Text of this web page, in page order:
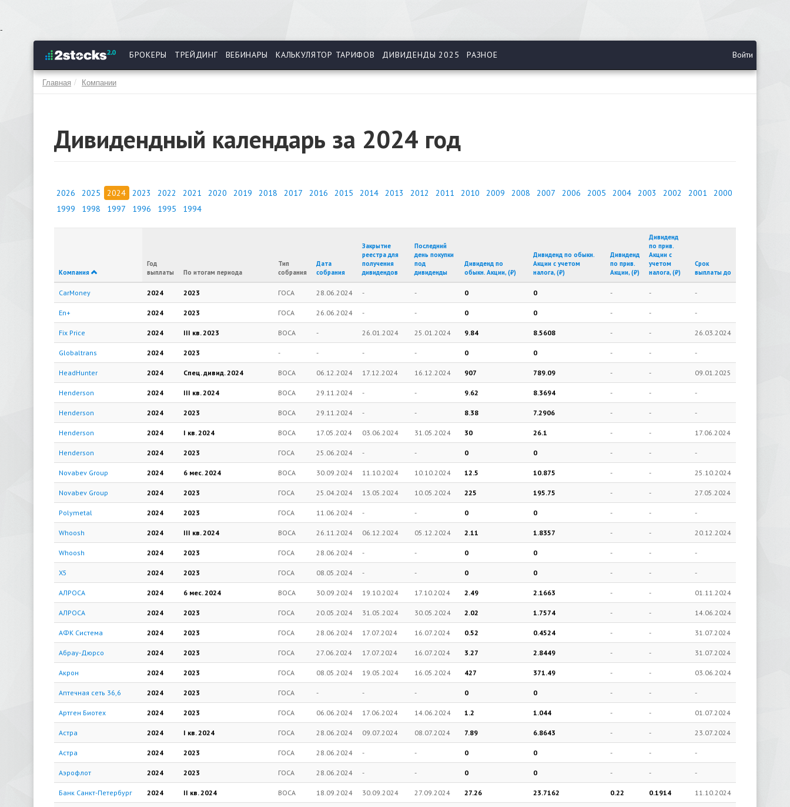
основному
содержанию
-
БРОКЕРЫ ТРЕЙДИНГ ВЕБИНАРЫ КАЛЬКУЛЯТОР ТАРИФОВ ДИВИДЕНДЫ 2025 РАЗНОЕ Войти
Главная Компании
Дивидендный календарь за 2024 год
2026 2025 2024 2023 2022 2021 2020 2019 2018 2017 2016 2015 2014 2013 2012 2011 2010 2009 2008 2007 2006 2005 2004 2003 2002 2001
2000
1999
1998 1997 1996 1995 1994
Компания
Год
выплаты
По итогам периода
Тип
собрания
Дата
собрания
Закрытие
реестра для
получения
дивидендов
Последний
день покупки
под
дивиденды
Дивиденд по
обыкн. Акции, (₽)
Дивиденд по обыкн.
Акции с учетом
налога, (₽)
Дивиденд
по прив.
Акции, (₽)
Дивиденд
по прив.
Акции с
учетом
налога, (₽)
Срок
выплаты до
CarMoney 2024 2023 ГОСА 28.06.2024 - - 0 0 - - -
En+ 2024 2023 ГОСА 26.06.2024 - - 0 0 - - -
Fix Price 2024 III кв.2023 ВОСА - 26.01.2024 25.01.2024 9.84 8.5608 - - 26.03.2024
Globaltrans 2024 2023 - - - - 0 0 - - -
HeadHunter 2024 Cпец. дивид.2024 ВОСА 06.12.2024 17.12.2024 16.12.2024 907 789.09 - - 09.01.2025
Henderson 2024 III кв.2024 ВОСА 29.11.2024 - - 9.62 8.3694 - - -
Henderson 2024 2023 ВОСА 29.11.2024 - - 8.38 7.2906 - - -
Henderson 2024 I кв.2024 ВОСА 17.05.2024 03.06.2024 31.05.2024 30 26.1 - - 17.06.2024
Henderson 2024 2023 ГОСА 25.06.2024 - - 0 0 - - -
Novabev Group 2024 6 мес.2024 ВОСА 30.09.2024 11.10.2024 10.10.2024 12.5 10.875 - - 25.10.2024
Novabev Group 2024 2023 ГОСА 25.04.2024 13.05.2024 10.05.2024 225 195.75 - - 27.05.2024
Polymetal 2024 2023 ГОСА 11.06.2024 - - 0 0 - - -
Whoosh 2024 III кв.2024 ВОСА 26.11.2024 06.12.2024 05.12.2024 2.11 1.8357 - - 20.12.2024
Whoosh 2024 2023 ГОСА 28.06.2024 - - 0 0 - - -
X5 2024 2023 ГОСА 08.05.2024 - - 0 0 - - -
АЛРОСА 2024 6 мес.2024 ВОСА 30.09.2024 19.10.2024 17.10.2024 2.49 2.1663 - - 01.11.2024
АЛРОСА 2024 2023 ГОСА 20.05.2024 31.05.2024 30.05.2024 2.02 1.7574 - - 14.06.2024
АФК Система 2024 2023 ГОСА 28.06.2024 17.07.2024 16.07.2024 0.52 0.4524 - - 31.07.2024
Абрау-Дюрсо 2024 2023 ГОСА 27.06.2024 17.07.2024 16.07.2024 3.27 2.8449 - - 31.07.2024
Акрон 2024 2023 ГОСА 08.05.2024 19.05.2024 16.05.2024 427 371.49 - - 03.06.2024
Аптечная сеть 36,6 2024 2023 ГОСА - - - 0 0 - - -
Артген Биотех 2024 2023 ГОСА 06.06.2024 17.06.2024 14.06.2024 1.2 1.044 - - 01.07.2024
Астра 2024 I кв.2024 ГОСА 28.06.2024 09.07.2024 08.07.2024 7.89 6.8643 - - 23.07.2024
Астра 2024 2023 ГОСА 28.06.2024 - - 0 0 - - -
Аэрофлот 2024 2023 ГОСА 28.06.2024 - - 0 0 - - -
Банк Санкт-Петербург 2024 II кв.2024 ВОСА 18.09.2024 30.09.2024 27.09.2024 27.26 23.7162 0.22 0.1914 11.10.2024